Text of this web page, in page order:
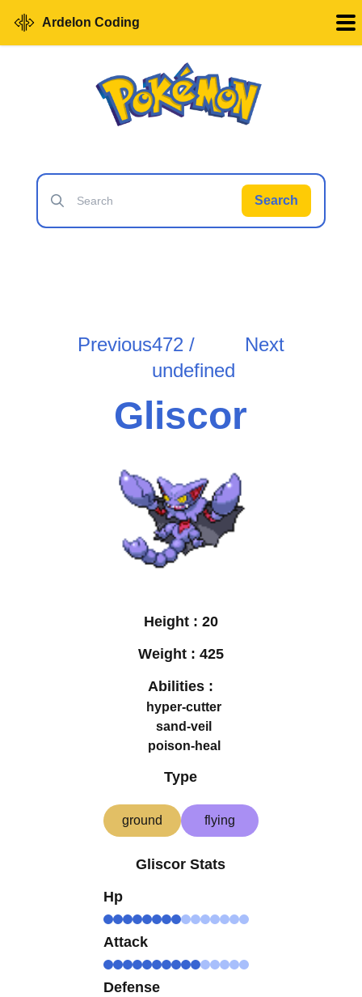
Ardelon Coding
Search
Previous472 /
undefined
Next
Gliscor
Height : 20
Weight : 425
Abilities :
hyper-cutter
sand-veil
poison-heal
Type
ground flying
Gliscor Stats
Hp
Attack
Defense